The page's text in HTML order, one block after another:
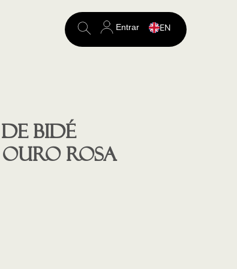
Search
Entrar EN
Bidé
ROSA